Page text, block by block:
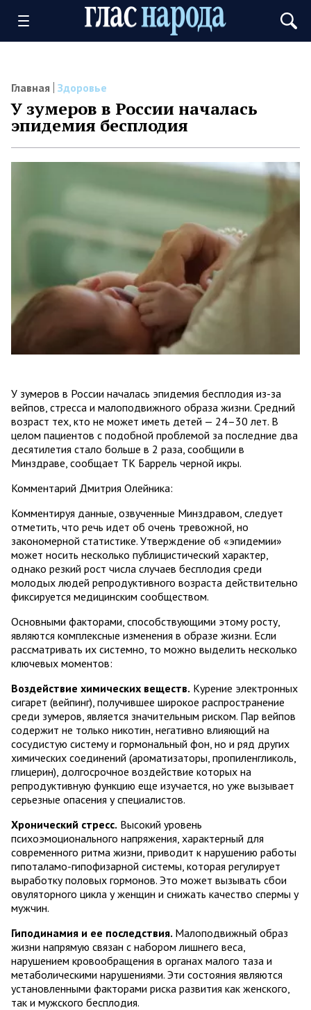
Главная Здоровье
У зумеров в России началась
эпидемия бесплодия
У зумеров в России началась эпидемия бесплодия из-за
вейпов, стресса и малоподвижного образа жизни. Средний
возраст тех, кто не может иметь детей — 24–30 лет. В
целом пациентов с подобной проблемой за последние два
десятилетия стало больше в 2 раза, сообщили в
Минздраве, сообщает ТК Баррель черной икры.
Комментарий Дмитрия Олейника:
Комментируя данные, озвученные Минздравом, следует
отметить, что речь идет об очень тревожной, но
закономерной статистике. Утверждение об «эпидемии»
может носить несколько публицистический характер,
однако резкий рост числа случаев бесплодия среди
молодых людей репродуктивного возраста действительно
фиксируется медицинским сообществом.
Основными факторами, способствующими этому росту,
являются комплексные изменения в образе жизни. Если
рассматривать их системно, то можно выделить несколько
ключевых моментов:
Воздействие химических веществ. Курение электронных
сигарет (вейпинг), получившее широкое распространение
среди зумеров, является значительным риском. Пар вейпов
содержит не только никотин, негативно влияющий на
сосудистую систему и гормональный фон, но и ряд других
химических соединений (ароматизаторы, пропиленгликоль,
глицерин), долгосрочное воздействие которых на
репродуктивную функцию еще изучается, но уже вызывает
серьезные опасения у специалистов.
Хронический стресс. Высокий уровень
психоэмоционального напряжения, характерный для
современного ритма жизни, приводит к нарушению работы
гипоталамо-гипофизарной системы, которая регулирует
выработку половых гормонов. Это может вызывать сбои
овуляторного цикла у женщин и снижать качество спермы у
мужчин.
Гиподинамия и ее последствия. Малоподвижный образ
жизни напрямую связан с набором лишнего веса,
нарушением кровообращения в органах малого таза и
метаболическими нарушениями. Эти состояния являются
установленными факторами риска развития как женского,
так и мужского бесплодия.